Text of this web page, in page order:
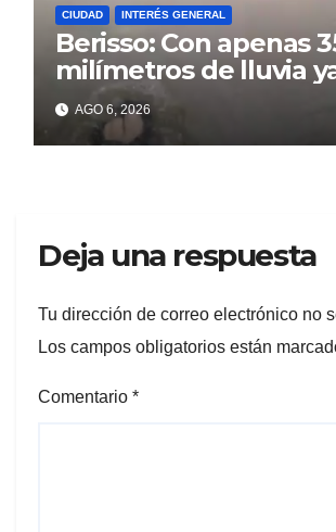
CIUDAD INTERÉS GENERAL
Berisso: Con apenas
milímetros de lluvia
sienten los problemas
AGO 6, 2026
Deja una respuesta
Tu dirección de correo electrónico no
Los campos obligatorios están
Comentario *